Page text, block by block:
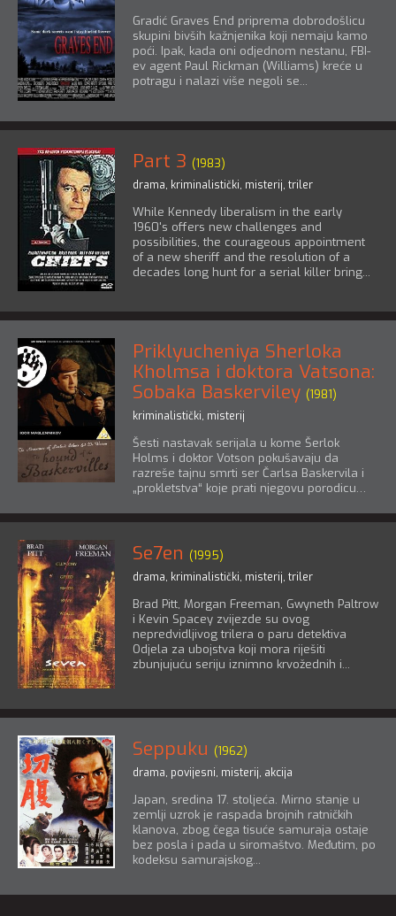
Gradić Graves End priprema dobrodošlicu
skupini bivših kažnjenika koji nemaju kamo
poći. Ipak, kada oni odjednom nestanu, FBI-
ev agent Paul Rickman (Williams) kreće u
potragu i nalazi više negoli se...
Part 3 (1983)
drama, kriminalistički, misterij, triler
While Kennedy liberalism in the early
1960's offers new challenges and
possibilities, the courageous appointment
of a new sheriff and the resolution of a
decades long hunt for a serial killer bring...
Priklyucheniya Sherloka
Kholmsa i doktora Vatsona:
Sobaka Baskerviley (1981)
kriminalistički, misterij
Šesti nastavak serijala u kome Šerlok
Holms i doktor Votson pokušavaju da
razreše tajnu smrti ser Čarlsa Baskervila i
„prokletstva“ koje prati njegovu porodicu…
Se7en (1995)
drama, kriminalistički, misterij, triler
Brad Pitt, Morgan Freeman, Gwyneth Paltrow
i Kevin Spacey zvijezde su ovog
nepredvidljivog trilera o paru detektiva
Odjela za ubojstva koji mora riješiti
zbunjujuću seriju iznimno krvožednih i...
Seppuku (1962)
drama, povijesni, misterij, akcija
Japan, sredina 17. stoljeća. Mirno stanje u
zemlji uzrok je raspada brojnih ratničkih
klanova, zbog čega tisuće samuraja ostaje
bez posla i pada u siromaštvo. Međutim, po
kodeksu samurajskog...